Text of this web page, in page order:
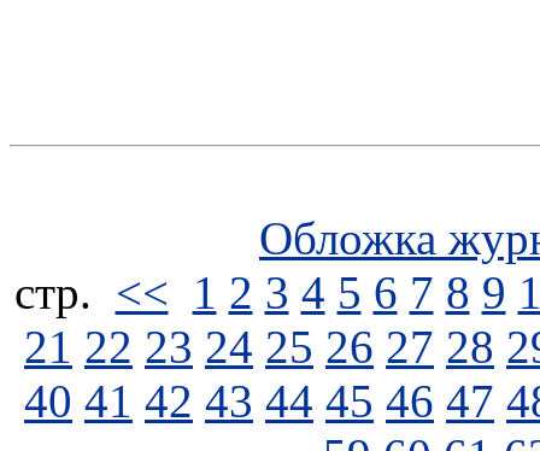
Обложка
стp. << 1 2 3 4 5 6 7 8 9
21 22 23 24 25 26 27 28
40 41 42 43 44 45 46 47